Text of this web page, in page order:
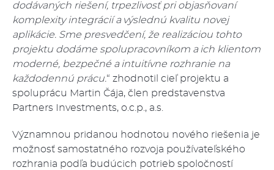
dodávaných riešení, trpezlivosť pri objasňovaní
komplexity integrácií a výslednú kvalitu novej
aplikácie. Sme presvedčení, že realizáciou tohto
projektu dodáme spolupracovníkom a ich klientom
moderné, bezpečné a intuitívne rozhranie na
každodennú prácu.“ zhodnotil cieľ projektu a
spoluprácu Martin Čája, člen predstavenstva
Partners Investments, o.c.p., a.s.
Významnou pridanou hodnotou nového riešenia je
možnosť samostatného rozvoja používateľského
rozhrania podľa budúcich potrieb spoločností